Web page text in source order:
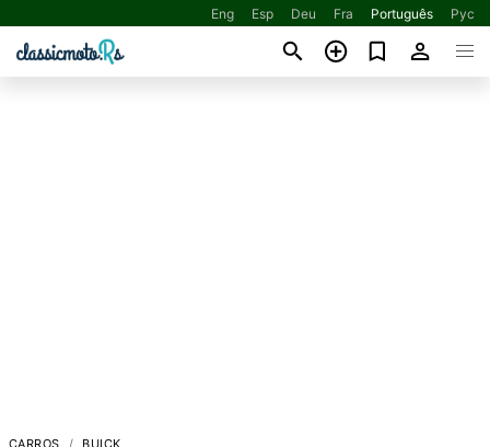
Eng Esp Deu Fra Português Рус
CARROS BUICK